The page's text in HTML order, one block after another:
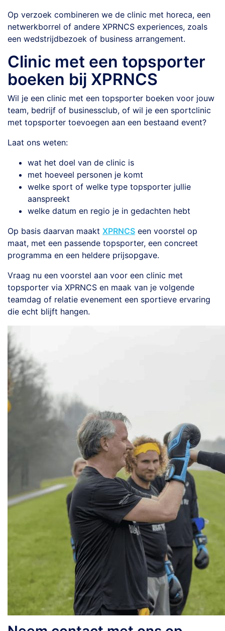
Op verzoek combineren we de clinic met horeca, een
netwerkborrel of andere XPRNCS experiences, zoals
een wedstrijdbezoek of business arrangement.
Clinic met een topsporter
boeken bij XPRNCS
Wil je een clinic met een topsporter boeken voor jouw
team, bedrijf of businessclub, of wil je een sportclinic
met topsporter toevoegen aan een bestaand event?
Laat ons weten:
wat het doel van de clinic is
met hoeveel personen je komt
welke sport of welke type topsporter jullie
aanspreekt
welke datum en regio je in gedachten hebt
Op basis daarvan maakt XPRNCS een voorstel op
maat, met een passende topsporter, een concreet
programma en een heldere prijsopgave.
Vraag nu een voorstel aan voor een clinic met
topsporter via XPRNCS en maak van je volgende
teamdag of relatie evenement een sportieve ervaring
die echt blijft hangen.